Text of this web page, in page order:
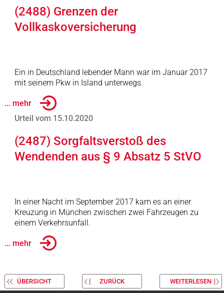
(2488) Grenzen der
Vollkaskoversicherung
Ein in Deutschland lebender Mann war im Januar 2017
mit seinem Pkw in Island unterwegs.
... mehr
Urteil vom 15.10.2020
(2487) Sorgfaltsverstoß des
Wendenden aus § 9 Absatz 5 StVO
In einer Nacht im September 2017 kam es an einer
Kreuzung in München zwischen zwei Fahrzeugen zu
einem Verkehrsunfall.
... mehr
ÜBERSICHT ZURÜCK WEITERLESEN